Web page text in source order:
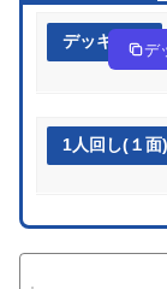
デッキ作成 デ
1人回し(１面)